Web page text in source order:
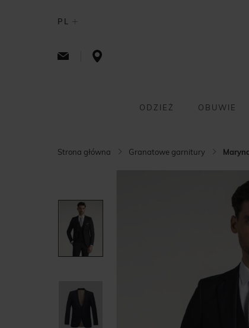
PL
ODZIEŻ OBUWIE
Strona główna Granatowe garnitury